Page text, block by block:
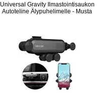
Universal Gravity Ilmastointisaukon
Autoteline Älypuhelimelle - Musta